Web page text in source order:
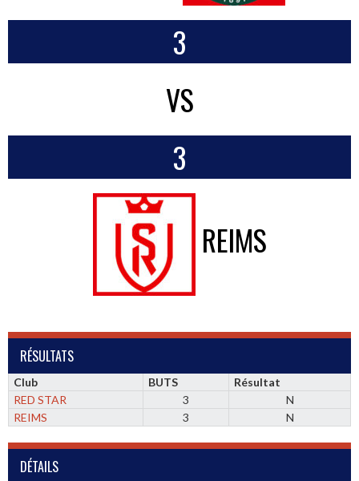
3
VS
3
REIMS
RÉSULTATS
Club BUTS
Résultat
RED STAR
3
N
REIMS
3 N
DÉTAILS